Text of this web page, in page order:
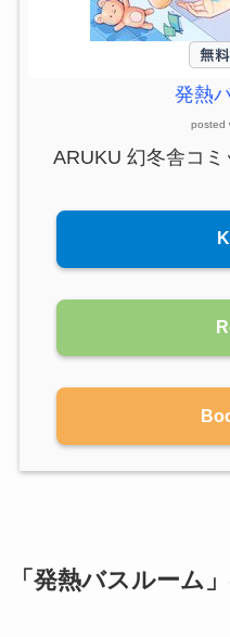
発熱
posted
ARUKU 幻冬舎コ
「発熱バスルーム